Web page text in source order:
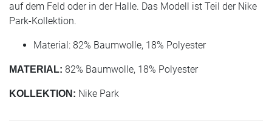
auf dem Feld oder in der Halle. Das Modell ist Teil der Nike
Park-Kollektion.
Material: 82% Baumwolle, 18% Polyester
MATERIAL: 82% Baumwolle, 18% Polyester
KOLLEKTION: Nike Park